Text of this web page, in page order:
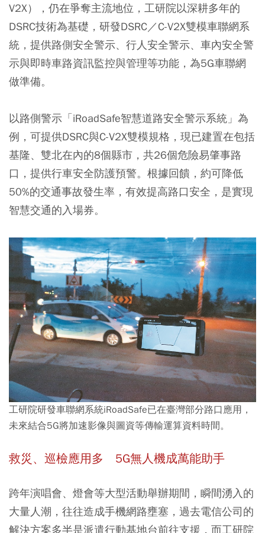
V2X），仍在爭奪主流地位，工研院以深耕多年的
DSRC技術為基礎，研發DSRC／C-V2X雙模車聯網系
統，提供路側安全警示、行人安全警示、車內安全警
示與即時車路資訊監控與管理等功能，為5G車聯網
做準備。
以路側警示「iRoadSafe智慧道路安全警示系統」為
例，可提供DSRC與C-V2X雙模規格，現已建置在包括
基隆、雙北在內的8個縣市，共26個危險易肇事路
口，提供行車安全防護預警。根據回饋，約可降低
50%的交通事故發生率，有效提高路口安全，是實現
智慧交通的入場券。
工研院研發車聯網系統iRoadSafe已在臺灣部分路口應用，
未來結合5G將加速影像與圖資等傳輸運算資料時間。
救災、巡檢應用多 5G無人機成萬能助手
跨年演唱會、燈會等大型活動舉辦期間，瞬間湧入的
大量人潮，往往造成手機網路壅塞，過去電信公司的
解決方案多半是派遣行動基地台前往支援，而工研院